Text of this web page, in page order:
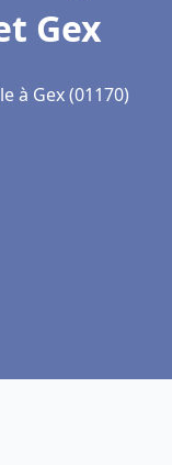
Gex
à Gex (01170)